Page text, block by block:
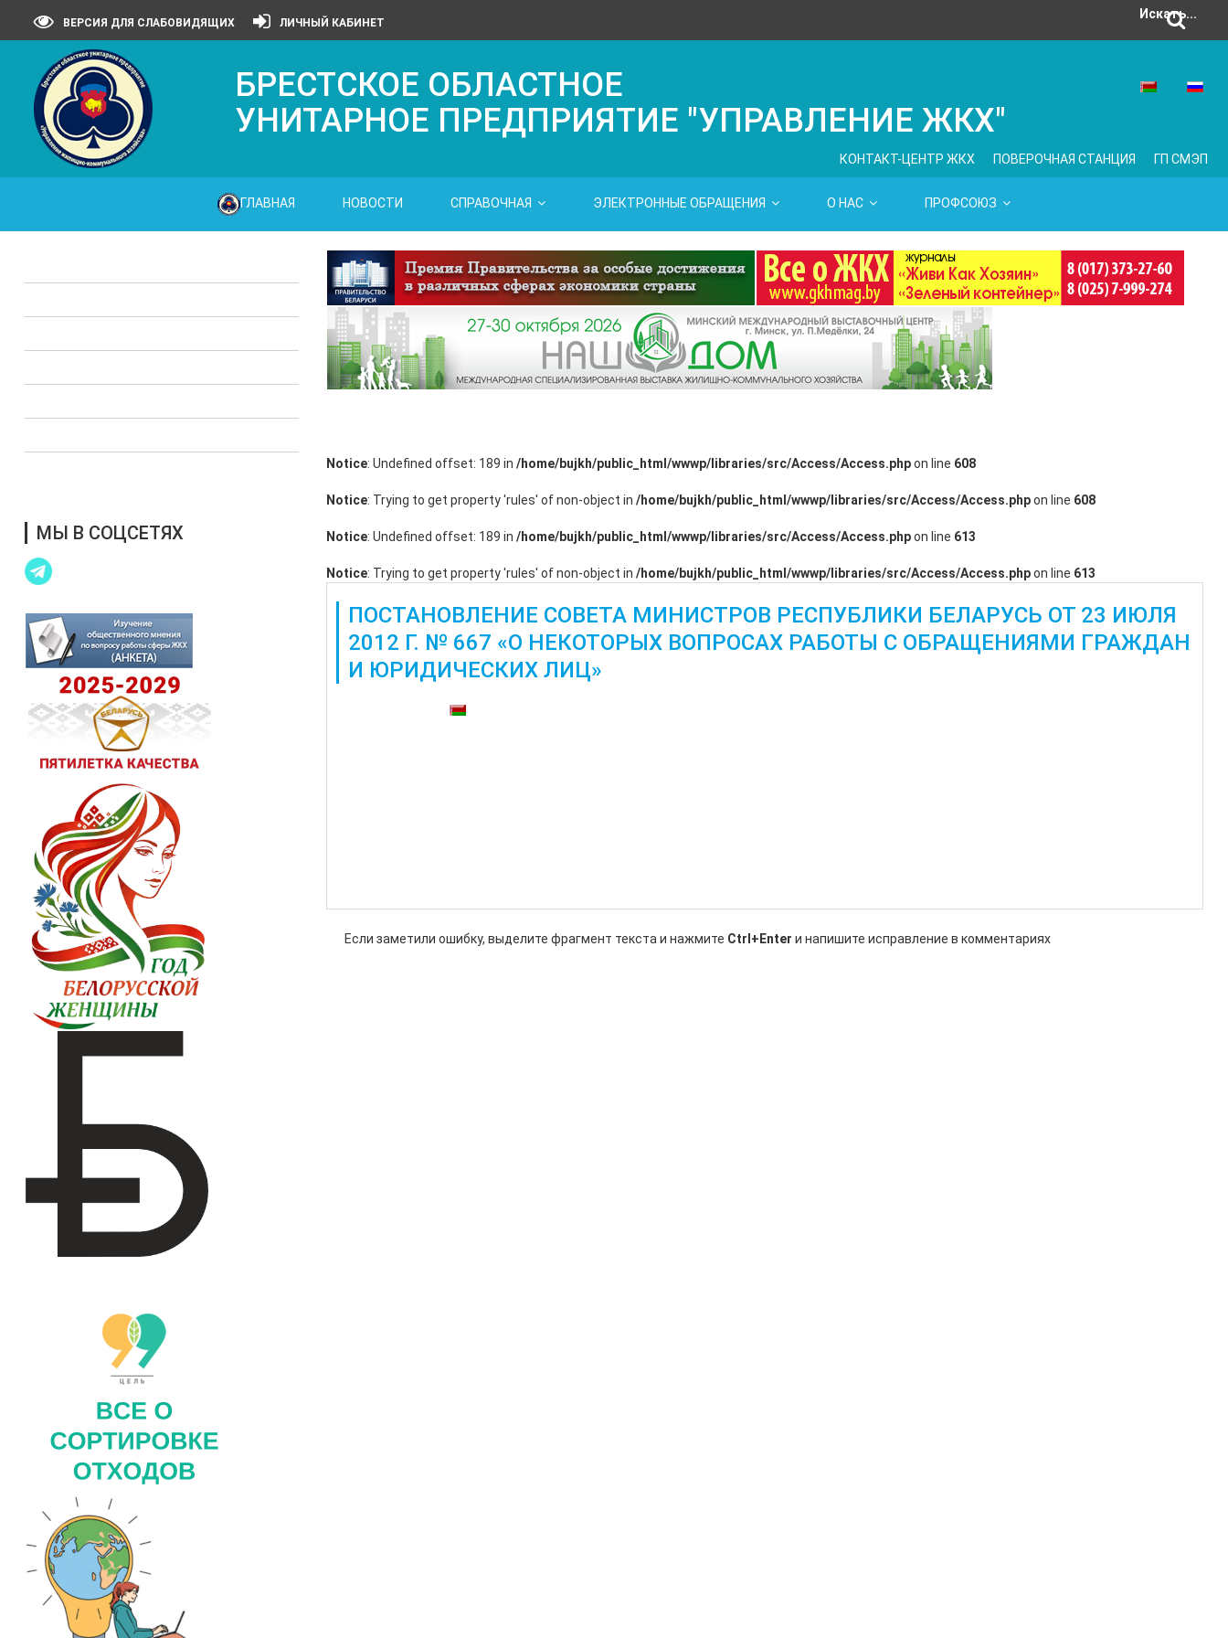
ВЕРСИЯ ДЛЯ СЛАБОВИДЯЩИХ ЛИЧНЫЙ КАБИНЕТ
Искать...
БРЕСТСКОЕ ОБЛАСТНОЕ
УНИТАРНОЕ ПРЕДПРИЯТИЕ "УПРАВЛЕНИЕ ЖКХ"
КОНТАКТ-ЦЕНТР ЖКХ ПОВЕРОЧНАЯ СТАНЦИЯ ГП СМЭП
ГЛАВНАЯ НОВОСТИ СПРАВОЧНАЯ ЭЛЕКТРОННЫЕ ОБРАЩЕНИЯ О НАС ПРОФСОЮЗ
МЫ В СОЦСЕТЯХ
Notice: Undefined offset: 189 in /home/bujkh/public_html/wwwp/libraries/src/Access/Access.phpon line 608
Notice: Trying to get property 'rules' of non-object in /home/bujkh/public_html/wwwp/libraries/src/Access/Access.phpon line 608
Notice: Undefined offset: 189 in /home/bujkh/public_html/wwwp/libraries/src/Access/Access.phpon line 613
Notice: Trying to get property 'rules' of non-object in /home/bujkh/public_html/wwwp/libraries/src/Access/Access.phpon line 613
ПОСТАНОВЛЕНИЕ СОВЕТА МИНИСТРОВ РЕСПУБЛИКИ БЕЛАРУСЬ ОТ 23 ИЮЛЯ
2012 Г. № 667 «О НЕКОТОРЫХ ВОПРОСАХ РАБОТЫ С ОБРАЩЕНИЯМИ ГРАЖДАН
И ЮРИДИЧЕСКИХ ЛИЦ»
Также доступны:
Если заметили ошибку, выделите фрагмент текста и нажмите Ctrl+Enter и напишите исправление в комментариях